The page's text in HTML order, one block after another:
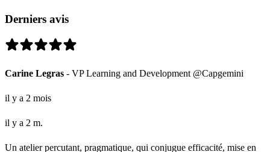
Derniers avis
Carine Legras - VP Learning and Development @Capgemini
il y a 2 mois
il y a 2 m.
Un atelier percutant, pragmatique, qui conjugue efficacité, mise en